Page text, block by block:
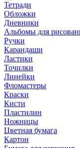
Тетради
Обложки
Дневники
Альбомы для
Ручки
Карандаши
Ластики
Точилки
Линейки
Фломастеры
Краски
Кисти
Пластилин
Ножницы
Цветная бумага
Картон